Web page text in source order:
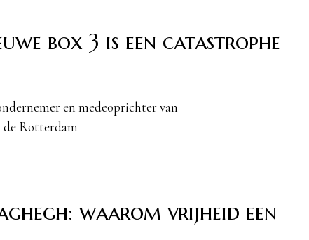
box 3 is een catastrophe
en medeoprichter van
Rotterdam
waarom vrijheid een